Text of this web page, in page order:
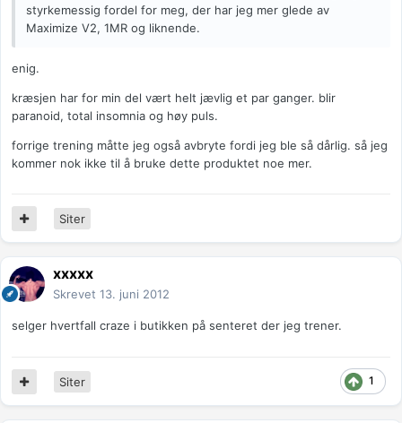
styrkemessig fordel for meg, der har jeg mer glede av
Maximize V2, 1MR og liknende.
enig.
kræsjen har for min del vært helt jævlig et par ganger. blir
paranoid, total insomnia og høy puls.
forrige trening måtte jeg også avbryte fordi jeg ble så dårlig. så jeg
kommer nok ikke til å bruke dette produktet noe mer.
Siter
xxxxx
Skrevet 13. juni 2012
selger hvertfall craze i butikken på senteret der jeg trener.
1
Siter